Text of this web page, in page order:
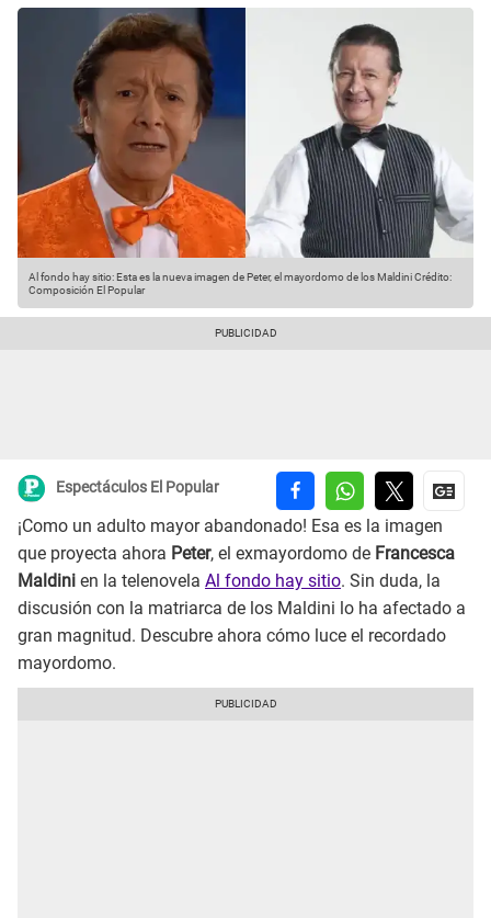
Al fondo hay sitio: Esta es la nueva imagen de Peter, el mayordomo de los MaldiniCrédito:
Composición El Popular
Espectáculos El Popular
¡Como un adulto mayor abandonado! Esa es la imagen
que proyecta ahora Peter, el exmayordomo de Francesca
Maldini en la telenovela Al fondo hay sitio. Sin duda, la
discusión con la matriarca de los Maldini lo ha afectado a
gran magnitud. Descubre ahora cómo luce el recordado
mayordomo.